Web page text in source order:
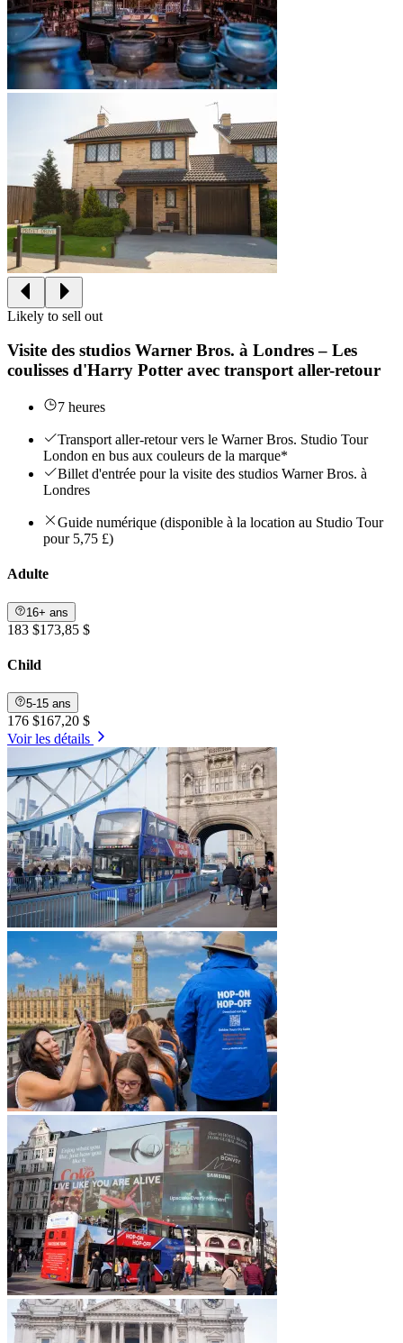
Likely to sell out
Visite des studios Warner Bros. à Londres – Les
coulisses d'Harry Potter avec transport aller-retour
7 heures
Transport aller-retour vers le Warner Bros. Studio Tour
London en bus aux couleurs de la marque*
Billet d'entrée pour la visite des studios Warner Bros. à
Londres
Guide numérique (disponible à la location au Studio Tour
pour 5,75 £)
Adulte
16+ ans
183 $173,85 $
Child
5-15 ans
176 $167,20 $
Voir les détails